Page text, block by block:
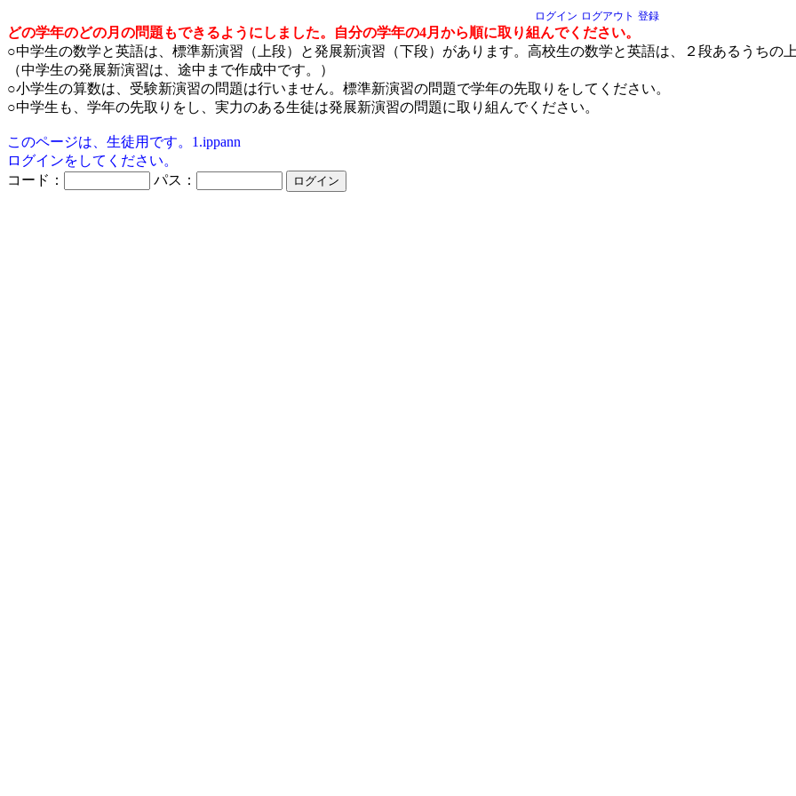
ログイン ログアウト 登録
どの学年のどの月の問題もできるようにしました。自分の学年の4月から順に取り組んでください。
○中学生の数学と英語は、標準新演習（上段）と発展新演習（下段）があります。高校生の数学と英語は、２段あるうちの上
（中学生の発展新演習は、途中まで作成中です。）
○小学生の算数は、受験新演習の問題は行いません。標準新演習の問題で学年の先取りをしてください。
○中学生も、学年の先取りをし、実力のある生徒は発展新演習の問題に取り組んでください。
このページは、生徒用です。1.ippann
ログインをしてください。
コード：
パス：